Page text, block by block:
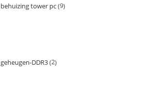
behuizing tower pc 9
geheugen-DDR3 2